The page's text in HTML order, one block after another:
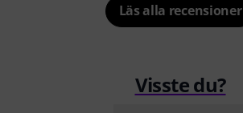
Läs alla recensioner
Visste du?